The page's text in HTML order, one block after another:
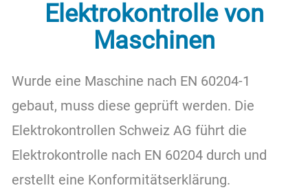
Blog
Über uns
Kontakt
Elektrokontrolle von
Maschinen
Wurde eine Maschine nach EN 60204-1
gebaut, muss diese geprüft werden. Die
Elektrokontrollen Schweiz AG führt die
Elektrokontrolle nach EN 60204 durch und
erstellt eine Konformitätserklärung.